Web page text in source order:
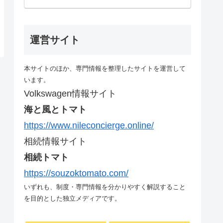
運営サイト
本サイトのほか、専門情報を整理したサイトを運営して
います。
Volkswagen情報サイト
海と風とトマト
https://www.nileconcierge.online/
相続情報サイト
相続トマト
https://souzoktomato.com/
いずれも、制度・専門情報を分かりやすく解説すること
を目的とした独立メディアです。